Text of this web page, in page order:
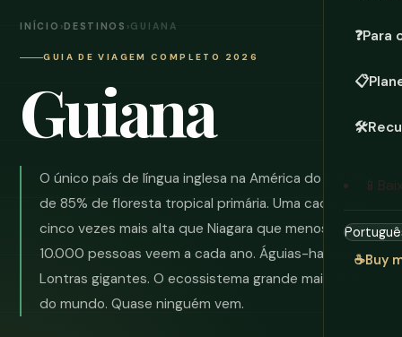
❓Para
📋
🛠️
📱
☕Buy
INÍCIO ›DESTINOS ›GUIANA
GUIA DE VIAGEM COMPLETO 2026
Guiana
O único país de língua inglesa na América do Sul. Mais
de 85% de floresta tropical primária. Uma cachoeira
cinco vezes mais alta que Niagara que menos de
10.000 pessoas veem a cada ano. Águias-harpyas.
Lontras gigantes. O ecossistema grande mais intacto
do mundo. Quase ninguém vem.